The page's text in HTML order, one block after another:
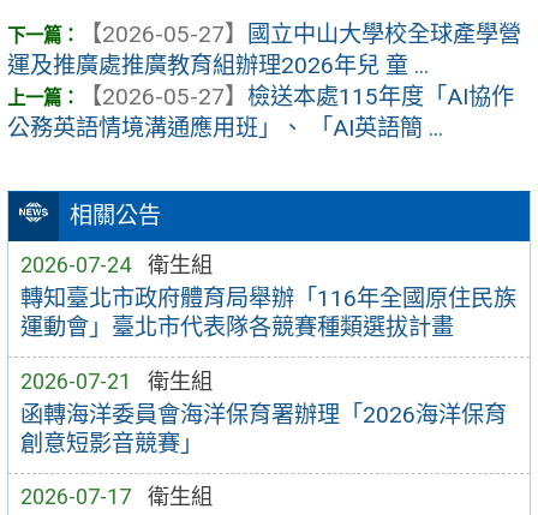
相關公告
2026-07-24 衛生組
轉知臺北市政府體育局舉辦「116年全國原住民族
運動會」臺北市代表隊各競賽種類選拔計畫
2026-07-21 衛生組
函轉海洋委員會海洋保育署辦理「2026海洋保育
創意短影音競賽」
2026-07-17 衛生組
【2026-05-27】
國立中山大學校全球產學營
運及推廣處推廣教育組辦理2026年兒 童 ...
【2026-05-27】 檢送本處115年度「AI協作
公務英語情境溝通應用班」、 「AI英語簡 ...